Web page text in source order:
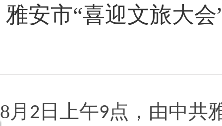
雅安市“喜迎文旅大
8月 2 日上午9点，由中共